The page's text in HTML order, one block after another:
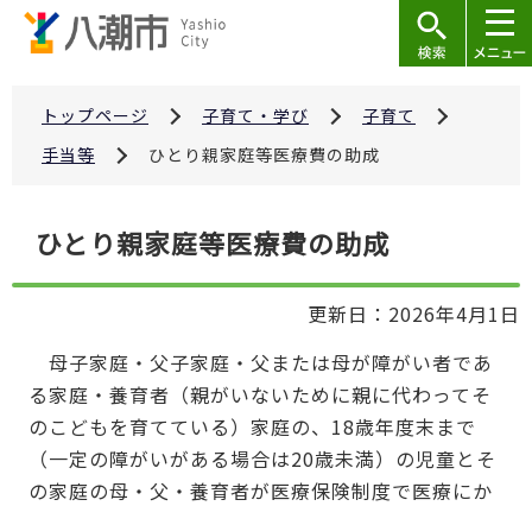
トップページ 子育て・学び
子育て
手当等
ひとり親家庭等医療費の助成
こ
ひとり親家庭等医療費の助成
更新日：2026年4月1日
母子家庭・父子家庭・父または母が障がい者であ
る家庭・養育者（親がいないために親に代わってそ
のこどもを育てている）家庭の、18歳年度末まで
（一定の障がいがある場合は20歳未満）の児童とそ
の家庭の母・父・養育者が医療保険制度で医療にか